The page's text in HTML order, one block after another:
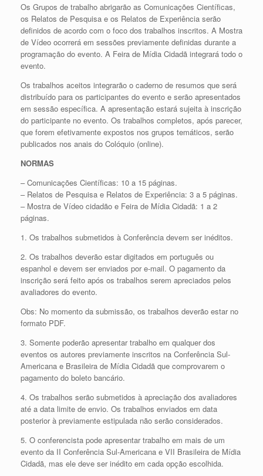
Os Grupos de trabalho abrigarão as Comunicações Científicas,
os Relatos de Pesquisa e os Relatos de Experiência serão
definidos de acordo com o foco dos trabalhos inscritos. A Mostra
de Vídeo ocorrerá em sessões previamente definidas durante a
programação do evento. A Feira de Mídia Cidadã integrará todo o
evento.
Os trabalhos aceitos integrarão o caderno de resumos que será
distribuído para os participantes do evento e serão apresentados
em sessão específica. A apresentação estará sujeita à inscrição
do participante no evento. Os trabalhos completos, após parecer,
que forem efetivamente expostos nos grupos temáticos, serão
publicados nos anais do Colóquio (online).
NORMAS
– Comunicações Científicas: 10 a 15 páginas.
– Relatos de Pesquisa e Relatos de Experiência: 3 a 5 páginas.
– Mostra de Vídeo cidadão e Feira de Mídia Cidadã: 1 a 2
páginas.
1. Os trabalhos submetidos à Conferência devem ser inéditos.
2. Os trabalhos deverão estar digitados em português ou
espanhol e devem ser enviados por e-mail. O pagamento da
inscrição será feito após os trabalhos serem apreciados pelos
avaliadores do evento.
Obs: No momento da submissão, os trabalhos deverão estar no
formato PDF.
3. Somente poderão apresentar trabalho em qualquer dos
eventos os autores previamente inscritos na Conferência Sul-
Americana e Brasileira de Mídia Cidadã que comprovarem o
pagamento do boleto bancário.
4. Os trabalhos serão submetidos à apreciação dos avaliadores
até a data limite de envio. Os trabalhos enviados em data
posterior à previamente estipulada não serão considerados.
5. O conferencista pode apresentar trabalho em mais de um
evento da II Conferência Sul-Americana e VII Brasileira de Mídia
Cidadã, mas ele deve ser inédito em cada opção escolhida.